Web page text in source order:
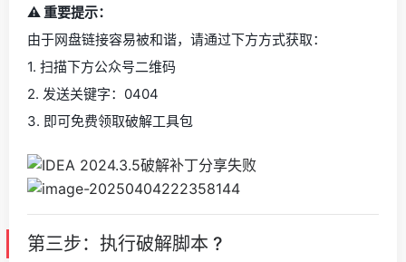
⚠️ 重要提示：
由于网盘链接容易被和谐，请通过下方方式获取：
1. 扫描下方公众号二维码
2. 发送关键字：0404
3. 即可免费领取破解工具包
第三步：执行破解脚本 ?️